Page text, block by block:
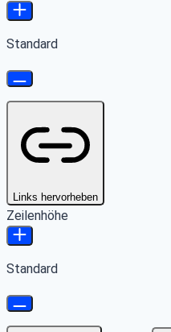
Standard
Links hervorheben
Zeilenhöhe
Standard